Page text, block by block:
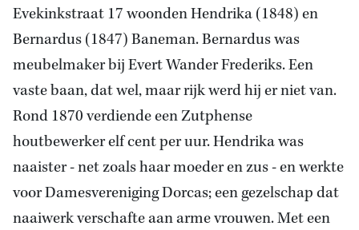
Evekinkstraat 17 woonden Hendrika (1848) en
Bernardus (1847) Baneman. Bernardus was
meubelmaker bij Evert Wander Frederiks. Een
vaste baan, dat wel, maar rijk werd hij er niet van.
Rond 1870 verdiende een Zutphense
houtbewerker elf cent per uur. Hendrika was
naaister - net zoals haar moeder en zus - en werkte
voor Damesvereniging Dorcas; een gezelschap dat
naaiwerk verschafte aan arme vrouwen. Met een